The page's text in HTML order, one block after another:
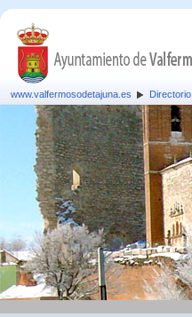
www.valfermosodetajuna.es Directorio